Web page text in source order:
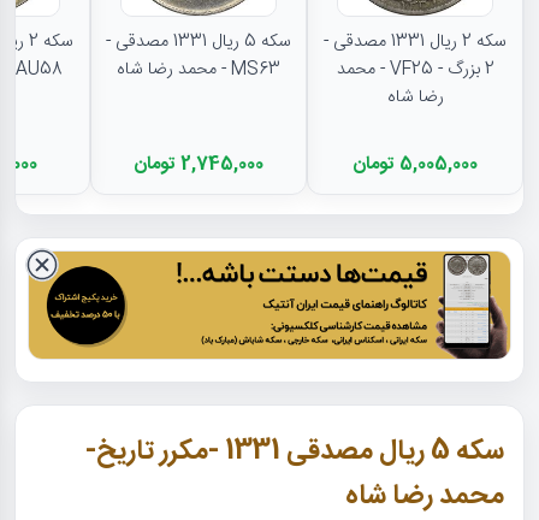
سکه 2 ریال 1331 مصدقی -
2 بزرگ - VF25 - محمد
رضا شاه
5,005,000 تومان
سکه 5 ریال 1331 مصدقی -
MS63 - محمد رضا شاه
2,745,000 تومان
AU58 - محمد رضا شاه
سکه 5 ریال مصدقی 1331 -مکرر تاریخ-
محمد رضا شاه